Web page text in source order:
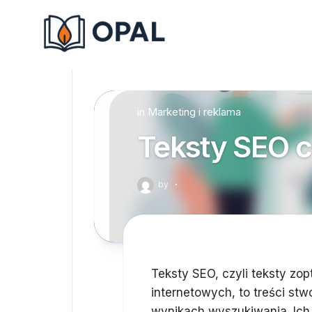
in Marketing i reklama
Teksty SEO
by ·
Teksty SEO, czyli teksty
internetowych, to treści